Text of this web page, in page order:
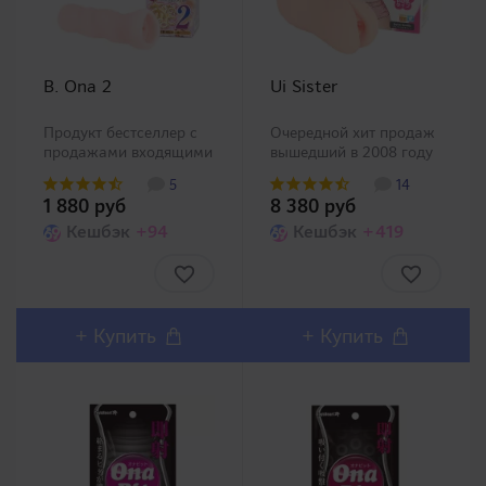
B. Ona 2
Продукт бестселлер с
продажами входящими
для взрослых этого
производителя, а также
который несомненно
линейками как Meiki и
Seventeen. Однак..
5
1 880 руб
Кешбэк +94
+ Купить
Ui Sister
Очередной хит продаж
вышедший в 2008 году
популярность среди
покупателей, показав
огромное количество
части можно увидеть
стимуляторы
(трехмерные горбы..
14
8 380 руб
Кешбэк +419
+ Купить